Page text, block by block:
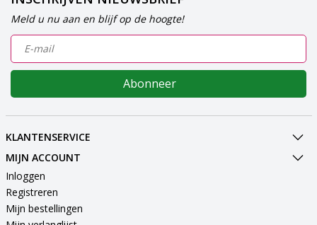
Meld u nu aan en blijf op de hoogte!
Abonneer
KLANTENSERVICE
MIJN ACCOUNT
Inloggen
Registreren
Mijn bestellingen